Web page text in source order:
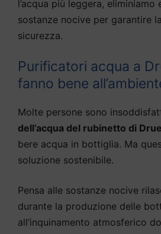
l’acqua più leggera,
sostanze nocive per garantire
sicurezza.
Purificatori acqua a
fanno bene
Molte persone sono
dell’acqua del rubinetto di
bere acqua in bottiglia. Ma
soluzione sostenibile.
Pensa alle sostanze nocive
durante la produzione delle
all’inquinamento atmosferico